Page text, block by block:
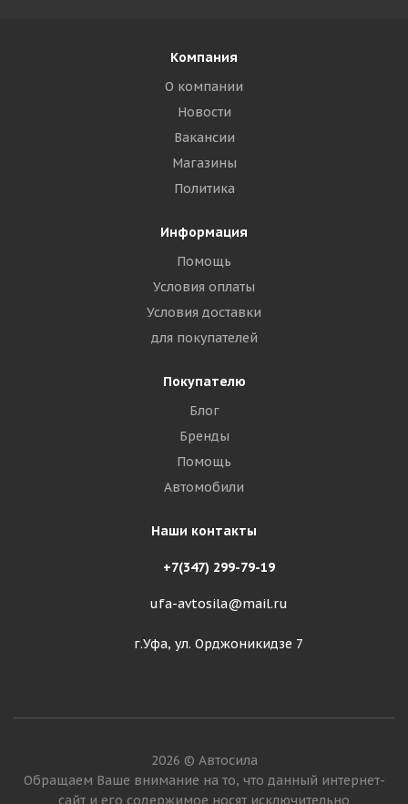
Компания
О компании
Новости
Вакансии
Магазины
Политика
Информация
Помощь
Условия оплаты
Условия доставки
для покупателей
Покупателю
Блог
Бренды
Помощь
Автомобили
Наши контакты
+7(347) 299-79-19
ufa-avtosila@mail.ru
г.Уфа, ул. Орджоникидзе 7
2026 © Автосила
Обращаем Ваше внимание на то, что данный интернет-
сайт и его содержимое носят исключительно